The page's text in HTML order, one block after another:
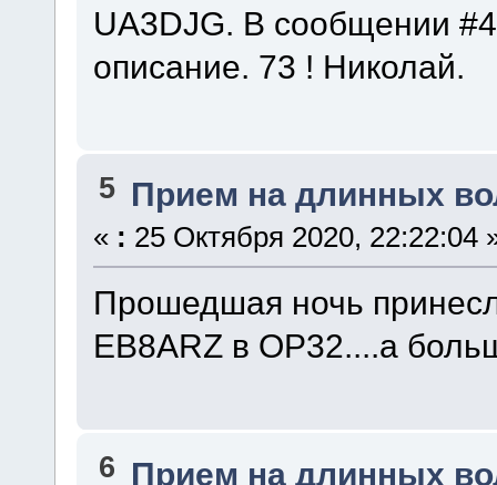
UA3DJG. В сообщении
описание. 73 ! Николай.
5 Прием на длинных
« : 25 Октября 2020, 22:22:04
Прошедшая ночь
EB8ARZ в ОР32....а
6 Прием на длинных